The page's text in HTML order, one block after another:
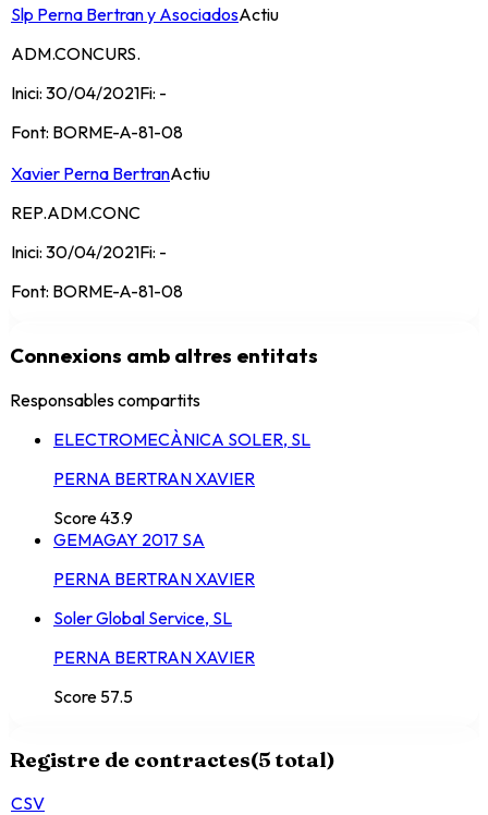
Slp Perna Bertran y AsociadosActiu
ADM.CONCURS.
Inici: 30/04/2021Fi: -
Font: BORME-A-81-08
Xavier Perna BertranActiu
REP.ADM.CONC
Inici: 30/04/2021Fi: -
Font: BORME-A-81-08
Connexions amb altres entitats
Responsables compartits
ELECTROMECÀNICA SOLER, SL
PERNA BERTRAN XAVIER
Score43.9
GEMAGAY 2017 SA
PERNA BERTRAN XAVIER
Soler Global Service, SL
PERNA BERTRAN XAVIER
Score 57.5
Registre de contractes(5 total)
CSV